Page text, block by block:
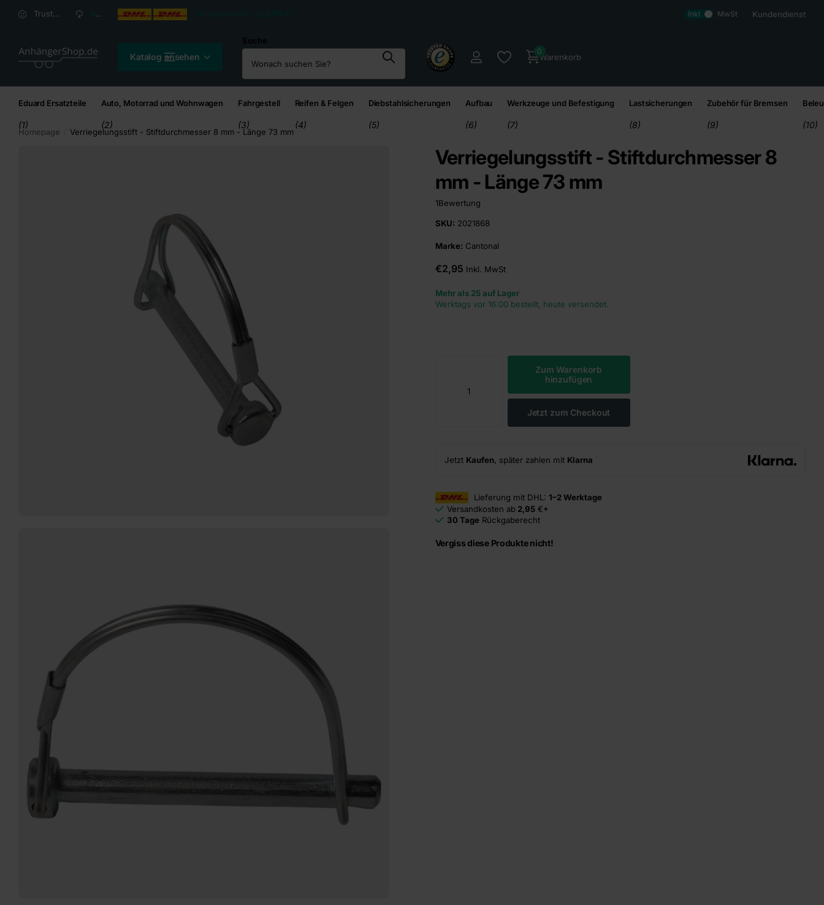
Trusted Shops Kundenbewertung: 4,8/5 RückgaberechtVersandkosten ab Inkl. MwSt Kundendienst
Katalog ansehen
Warenkorb
0
Eduard Ersatzteile
(1)
Auto, Motorrad und Wohnwagen
(2)
Fahrgestell
(3)
Reifen & Felgen
(4)
Diebstahlsicherungen
(5)
Aufbau
(6)
Werkzeuge und Befestigung
(7)
Lastsicherungen
(8)
Zubehör für Bremsen
(9) (10)
Homepage Verriegelungsstift - Stiftdurchmesser 8 mm - Länge 73 mm
Verriegelungsstift - Stiftdurchmesser 8
mm - Länge 73 mm
1Bewertung
SKU: 2021868
Marke: Cantonal
€2,95 Inkl. MwSt
Mehr als 25 auf Lager
Werktags vor 16:00 bestellt, heute versendet.
Zum Warenkorb
hinzufügen
Jetzt zum Checkout
Jetzt Kaufen, später zahlen mit Klarna
Lieferung mit DHL: 1–2 Werktage
Versandkosten ab 2,95 €*
30 Tage Rückgaberecht
Vergiss diese Produkte nicht!